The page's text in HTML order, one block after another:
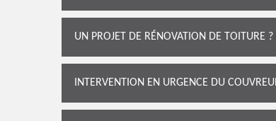
UN PROJET DE RÉNOVATION DE TOITURE
INTERVENTION EN URGENCE DU